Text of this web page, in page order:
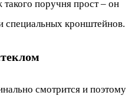
поручня прост – он
специальных кронштейнов.
смотрится и поэтому